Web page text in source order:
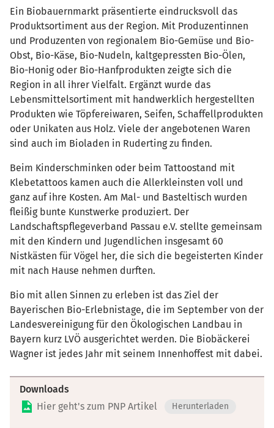
Ein Biobauernmarkt präsentierte eindrucksvoll das
Produktsortiment aus der Region. Mit Produzentinnen
und Produzenten von regionalem Bio-Gemüse und Bio-
Obst, Bio-Käse, Bio-Nudeln, kaltgepressten Bio-Ölen,
Bio-Honig oder Bio-Hanfprodukten zeigte sich die
Region in all ihrer Vielfalt. Ergänzt wurde das
Lebensmittelsortiment mit handwerklich hergestellten
Produkten wie Töpfereiwaren, Seifen, Schaffellprodukten
oder Unikaten aus Holz. Viele der angebotenen Waren
sind auch im Bioladen in Ruderting zu finden.
Beim Kinderschminken oder beim Tattoostand mit
Klebetattoos kamen auch die Allerkleinsten voll und
ganz auf ihre Kosten. Am Mal- und Basteltisch wurden
fleißig bunte Kunstwerke produziert. Der
Landschaftspflegeverband Passau e.V. stellte gemeinsam
mit den Kindern und Jugendlichen insgesamt 60
Nistkästen für Vögel her, die sich die begeisterten Kinder
mit nach Hause nehmen durften.
Bio mit allen Sinnen zu erleben ist das Ziel der
Bayerischen Bio-Erlebnistage, die im September von der
Landesvereinigung für den Ökologischen Landbau in
Bayern kurz LVÖ ausgerichtet werden. Die Biobäckerei
Wagner ist jedes Jahr mit seinem Innenhoffest mit dabei.
Downloads
Hier geht's zum PNP Artikel
Herunterladen